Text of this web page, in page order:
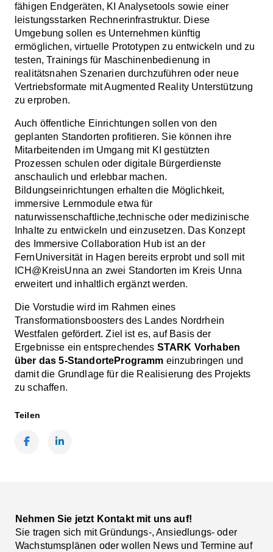
fähigen Endgeräten, KI Analysetools sowie einer
leistungsstarken Rechnerinfrastruktur. Diese
Umgebung sollen es Unternehmen künftig
ermöglichen, virtuelle Prototypen zu entwickeln und zu
testen, Trainings für Maschinenbedienung in
realitätsnahen Szenarien durchzuführen oder neue
Vertriebsformate mit Augmented Reality Unterstützung
zu erproben.
Auch öffentliche Einrichtungen sollen von den
geplanten Standorten profitieren. Sie können ihre
Mitarbeitenden im Umgang mit KI gestützten
Prozessen schulen oder digitale Bürgerdienste
anschaulich und erlebbar machen.
Bildungseinrichtungen erhalten die Möglichkeit,
immersive Lernmodule etwa für
naturwissenschaftliche,technische oder medizinische
Inhalte zu entwickeln und einzusetzen. Das Konzept
des Immersive Collaboration Hub ist an der
FernUniversität in Hagen bereits erprobt und soll mit
ICH@KreisUnna an zwei Standorten im Kreis Unna
erweitert und inhaltlich ergänzt werden.
Die Vorstudie wird im Rahmen eines
Transformationsboosters des Landes Nordrhein
Westfalen gefördert. Ziel ist es, auf Basis der
Ergebnisse ein entsprechendes STARK Vorhaben
über das 5-StandorteProgramm einzubringen und
damit die Grundlage für die Realisierung des Projekts
zu schaffen.
Teilen
Nehmen Sie jetzt Kontakt mit uns auf!
Sie tragen sich mit Gründungs-, Ansiedlungs- oder
Wachstumsplänen oder wollen News und Termine auf